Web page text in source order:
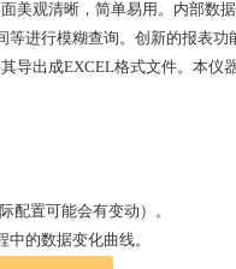
美观清晰，简单易用。内部数
进行模糊查询。创新的报表
导出成EXCEL格式文件。本仪
配置可能会有变动）。
的数据变化曲线。